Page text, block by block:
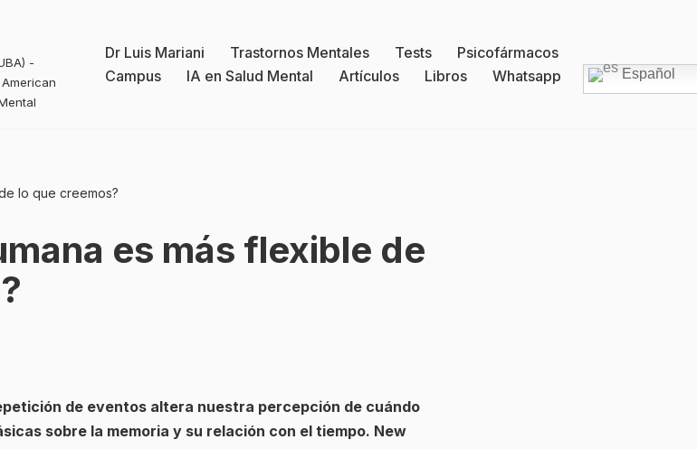
-
Dr Luis Mariani Trastornos Mentales Tests
Psicofármacos
Campus
IA en Salud Mental Artículos Libros Whatsapp Español
lo que creemos?
es más flexible de
de eventos altera nuestra percepción de cuándo
sobre la memoria y su relación con el tiempo. New